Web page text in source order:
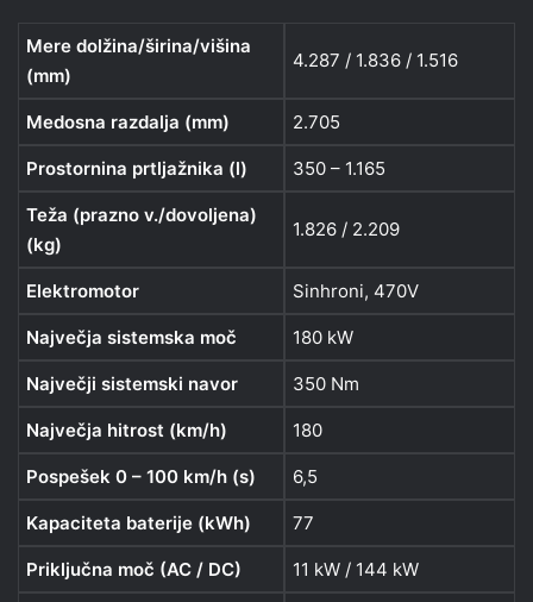
Mere dolžina/širina/višina
(mm)
4.287 / 1.836 / 1.516
Medosna razdalja (mm) 2.705
Prostornina prtljažnika (l) 350 – 1.165
Teža (prazno v./dovoljena)
(kg)
1.826 / 2.209
Elektromotor Sinhroni, 470V
Največja sistemska moč 180 kW
Največji sistemski navor 350 Nm
Največja hitrost (km/h) 180
Pospešek 0 – 100 km/h (s) 6,5
Kapaciteta baterije (kWh) 77
Priključna moč (AC / DC) 11 kW / 144 kW